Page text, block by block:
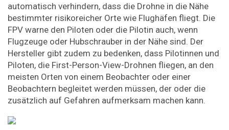
automatisch verhindern, dass die Drohne in die Nähe
bestimmter risikoreicher Orte wie Flughäfen fliegt. Die
FPV warne den Piloten oder die Pilotin auch, wenn
Flugzeuge oder Hubschrauber in der Nähe sind. Der
Hersteller gibt zudem zu bedenken, dass Pilotinnen und
Piloten, die First-Person-View-Drohnen fliegen, an den
meisten Orten von einem Beobachter oder einer
Beobachtern begleitet werden müssen, der oder die
zusätzlich auf Gefahren aufmerksam machen kann.